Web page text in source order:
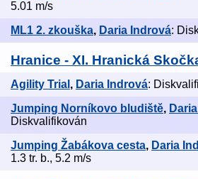
5.01 m/s
ML1 2. zkouška, Daria Indrová:
Hranice - XI. Hranická
Agility Trial , Daria Indrová:
Jumping Norníkovo bludiště,
Diskvalifikován
Jumping Žabákova cesta, Daria
1.3 tr. b., 5.2 m/s